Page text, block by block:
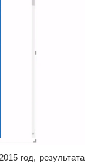
год, результата